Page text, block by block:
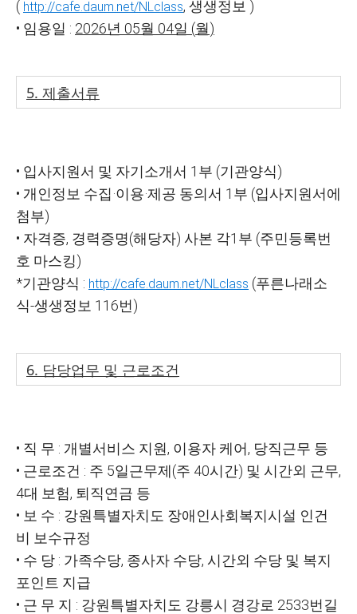
( http://cafe.daum.net/NLclass, 생생정보 )
• 임용일 : 2026년 05월 04일 (월)
5. 제출서류
• 입사지원서 및 자기소개서 1 부 (기관양식)
• 개인정보 수집 ·이용·제공 동의서 1 부 (입사지원서에
첨부)
• 자격증, 경력증명(해당자) 사본 각1 부 (주민등록번
호 마스킹)
*기관양식 : http://cafe.daum.net/NLclass (푸른나래소
식-생생정보 116번)
6. 담당업무 및 근로조건
• 직 무 : 개별서비스 지원, 이용자 케어, 당직근무 등
• 근로조건 : 주 5일근무제(주 40시간) 및 시간외 근무,
4대 보험, 퇴직연금 등
• 보 수 : 강원특별자치도 장애인사회복지시설 인건
비 보수규정
• 수 당 : 가족수당, 종사자 수당, 시간외 수당 및 복지
포인트 지급
• 근 무 지 : 강원특별자치도 강릉시 경강로 2533번길